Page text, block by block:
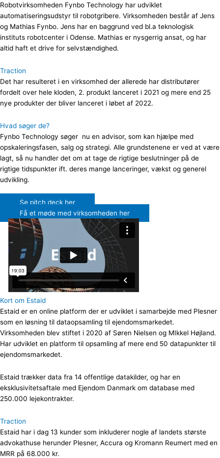
Robotvirksomheden Fynbo Technology har udviklet
automatiseringsudstyr til robotgribere. Virksomheden består af Jens
og Mathias Fynbo. Jens har en baggrund ved bl.a teknologisk
instituts robotcenter i Odense. Mathias er nysgerrig ansat, og har
altid haft et drive for selvstændighed.
Traction
Det har resulteret i en virksomhed der allerede har distributører
fordelt over hele kloden, 2. produkt lanceret i 2021 og mere end 25
nye produkter der bliver lanceret i løbet af 2022.
Hvad søger de?
Fynbo Technology søger nu en advisor, som kan hjælpe med
opskaleringsfasen, salg og strategi. Alle grundstenene er ved at være
lagt, så nu handler det om at tage de rigtige beslutninger på de
rigtige tidspunkter ift. deres mange lanceringer, vækst og generel
udvikling.
Se pitch deck her
Få et møde med virksomheden her
Kort om Estaid
Estaid er en online platform der er udviklet i samarbejde med Plesner
som en løsning til dataopsamling til ejendomsmarkedet.
Virksomheden blev stiftet i 2020 af Søren Nielsen og MIkkel Højland.
Har udviklet en platform til opsamling af mere end 50 datapunkter til
ejendomsmarkedet.
Estaid trækker data fra 14 offentlige datakilder, og har en
eksklusivitetsaftale med Ejendom Danmark om database med
250.000 lejekontrakter.
Traction
Estaid har i dag 13 kunder som inkluderer nogle af landets største
advokathuse herunder Plesner, Accura og Kromann Reumert med en
MRR på 68.000 kr.